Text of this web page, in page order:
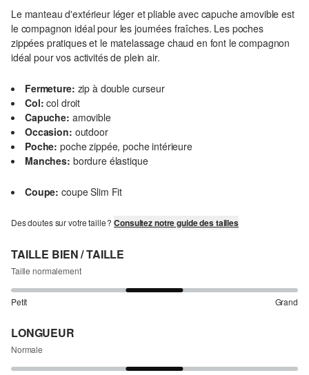
Le manteau d'extérieur léger et pliable avec capuche amovible est
le compagnon idéal pour les journées fraîches. Les poches
zippées pratiques et le matelassage chaud en font le compagnon
idéal pour vos activités de plein air.
Fermeture: zip à double curseur
Col: col droit
Capuche: amovible
Occasion: outdoor
Poche: poche zippée, poche intérieure
Manches: bordure élastique
Coupe: coupe Slim Fit
Des doutes sur votre taille ?Consultez notre guide des tailles
TAILLE BIEN / TAILLE
Taille normalement
Petit Grand
LONGUEUR
Normale